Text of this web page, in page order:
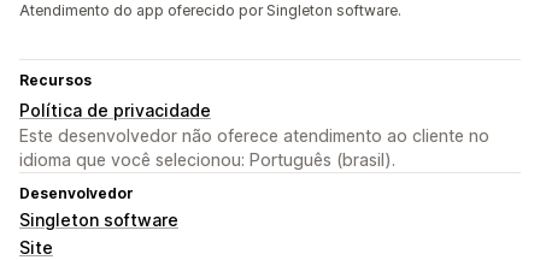
Atendimento do app oferecido por Singleton software.
Recursos
Política de privacidade
Este desenvolvedor não oferece atendimento ao cliente no
idioma que você selecionou: Português (brasil).
Desenvolvedor
Singleton software
Site